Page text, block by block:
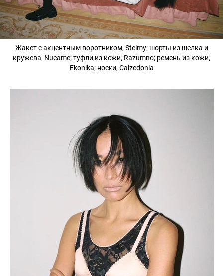
Жакет с акцентным воротником, Stelmy; шорты из шелка и
кружева, Nueame; туфли из кожи, Razumno; ремень из кожи,
Ekonika; носки, Calzedonia